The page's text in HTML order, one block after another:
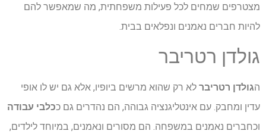
מצטרפים שמחים לכל פעילות משפחתית, מה שמאפשר להם
להיות חברים נאמנים ונפלאים בבית.
גולדן רטריבר
הגולדן רטריבר לא רק שהוא מרשים ביופיו, אלא גם יש לו אופי
עדין ומחבק. עם אינטליגנציה גבוהה, הם נהדרים גם ככלבי עבודה
וכחברים נאמנים במשפחה. הם מסורים ונאמנים, במיוחד לילדים,